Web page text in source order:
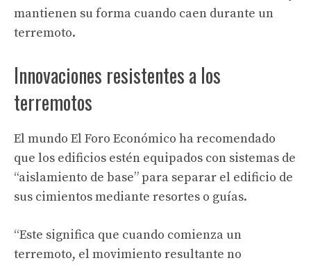
mantienen su forma cuando caen durante un
terremoto.
Innovaciones resistentes a los
terremotos
El mundo El Foro Económico ha recomendado
que los edificios estén equipados con sistemas de
“aislamiento de base” para separar el edificio de
sus cimientos mediante resortes o guías.
“Este significa que cuando comienza un
terremoto, el movimiento resultante no